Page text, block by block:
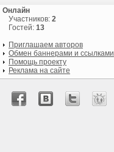
Онлайн
Участников: 2
Гостей: 13
Приглашаем авторов
Обмен баннерами и ссылками
Помощь проекту
Реклама на сайте